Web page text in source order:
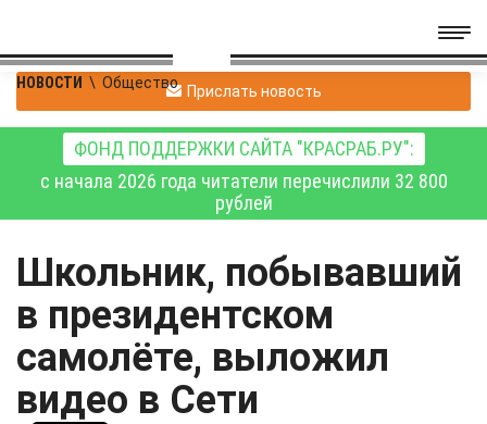
НОВОСТИ \ Общество Прислать новость
ФОНД ПОДДЕРЖКИ САЙТА "КРАСРАБ.РУ":
с начала 2026 года читатели перечислили 32 800
рублей
Школьник, побывавший
в президентском
самолёте, выложил
видео в Сети